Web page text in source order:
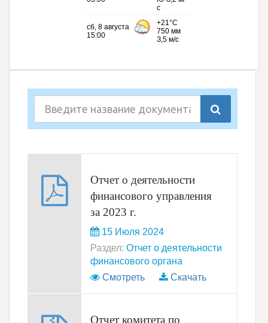
Отчет о деятельности
финансового управления
за 2023 г.
15 Июля 2024
Раздел: Отчет о деятельности
финансового органа
Смотреть
Скачать
Отчет комитета по